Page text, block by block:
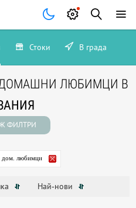
Стоки В града
ЛЮБИМЦИ В
ФИЛТРИ
дом. любимци
Най-нови